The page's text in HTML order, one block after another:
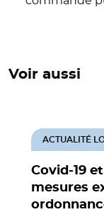
Voir aussi
Covid-19
mesures
ACTUALITÉ